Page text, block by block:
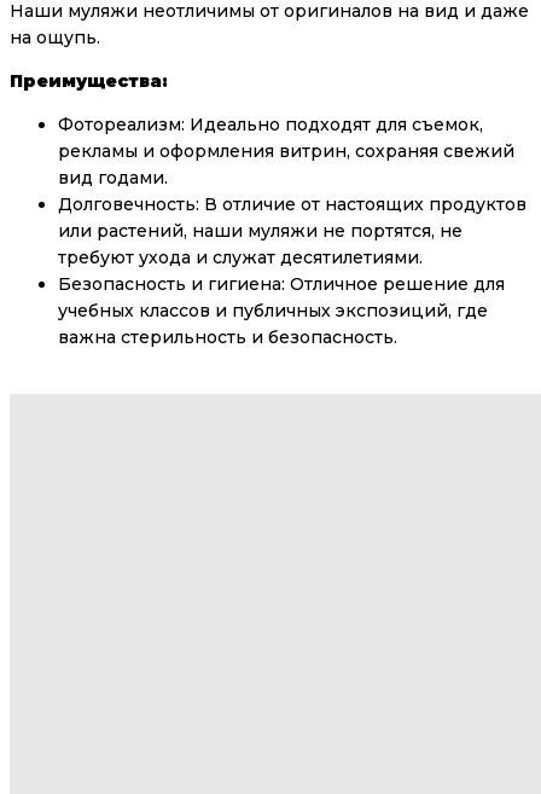
Наши муляжи неотличимы от оригиналов на вид и даже
на ощупь.
Преимущества:
Фотореализм: Идеально подходят для съемок,
рекламы и оформления витрин, сохраняя свежий
вид годами.
Долговечность: В отличие от настоящих продуктов
или растений, наши муляжи не портятся, не
требуют ухода и служат десятилетиями.
Безопасность и гигиена: Отличное решение для
учебных классов и публичных экспозиций, где
важна стерильность и безопасность.